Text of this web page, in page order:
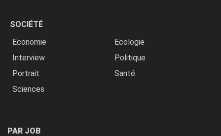
SOCIÉTÉ
Economie
Ecologie
Interview
Politique
Portrait
Santé
Sciences
PAR JOB